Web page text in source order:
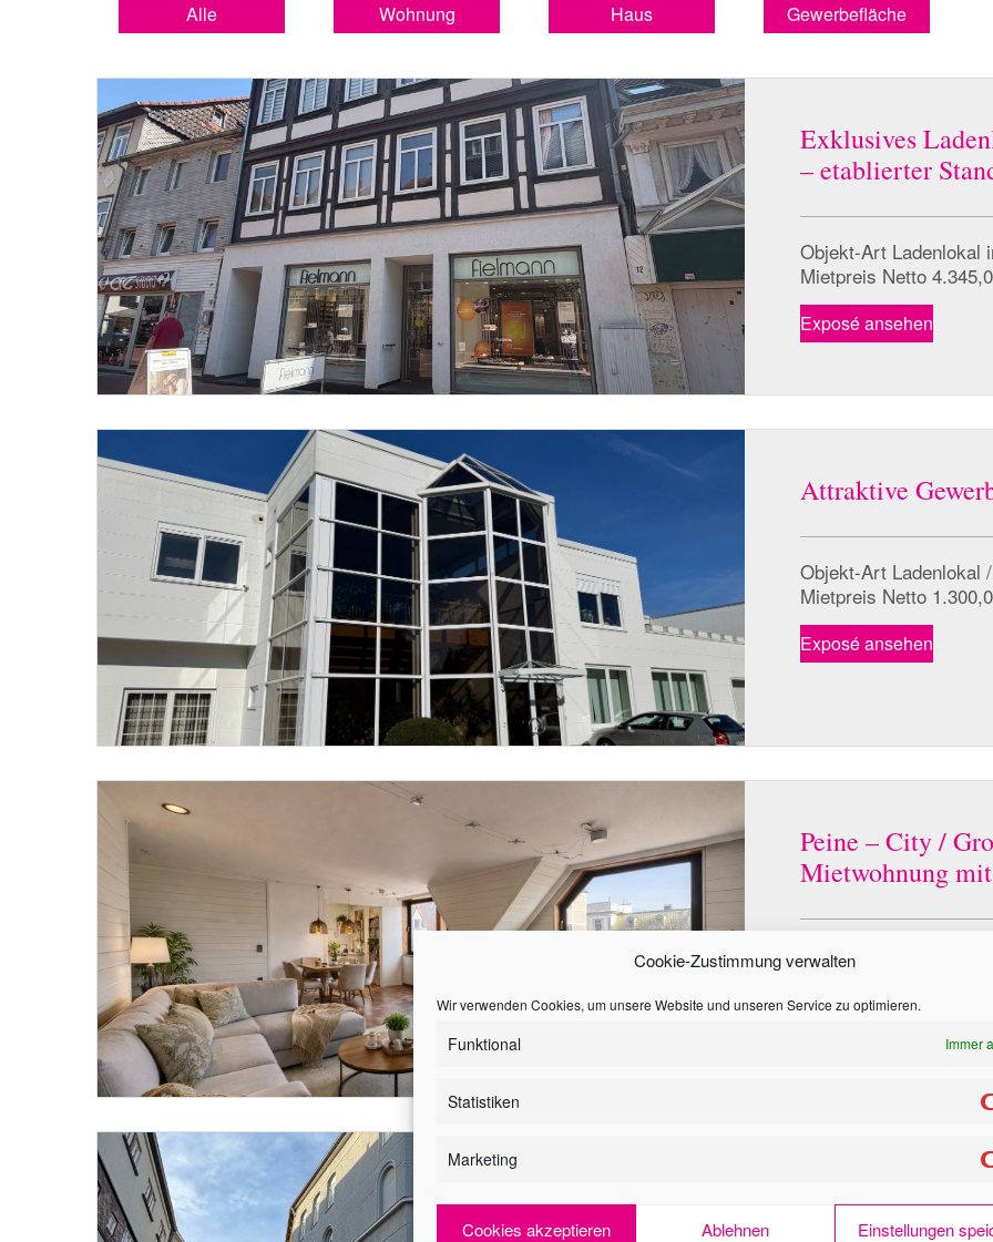
Cookie-Zustimmung verwalten
Wir verwenden Cookies, um unsere Website und unseren Service zu optimieren.
Funktional Immer
Statistiken
Marketing
Cookies akzeptieren Ablehnen Einstellungen
Alle Wohnung Haus Gewerbefläche
Exklusives
– etablierter
Objekt-Art Ladenlokal
Mietpreis Netto
Exposé ansehen
Attraktive
Objekt-Art Ladenlokal
Mietpreis Netto
Exposé ansehen
Peine – City /
Mietwohnung
Objekt-Art Mietwohnung
Wohnfläche gesamt ca.:
der Peiner